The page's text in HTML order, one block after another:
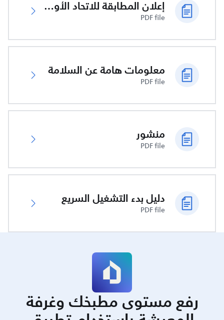
إعلان المطابقة للاتحاد الأوروبي
PDF file
معلومات هامة عن السلامة
PDF file
منشور
PDF file
دليل بدء التشغيل السريع
PDF file
رفع مستوى مطبخك وغرفة